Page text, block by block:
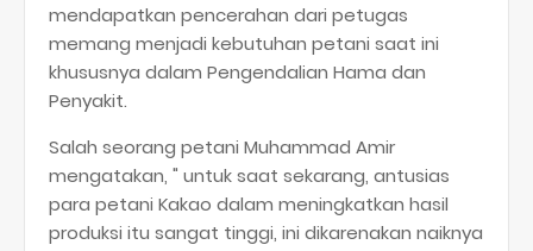
mendapatkan pencerahan dari petugas
memang menjadi kebutuhan petani saat ini
khususnya dalam Pengendalian Hama dan
Penyakit.
Salah seorang petani Muhammad Amir
mengatakan, " untuk saat sekarang, antusias
para petani Kakao dalam meningkatkan hasil
produksi itu sangat tinggi, ini dikarenakan naiknya